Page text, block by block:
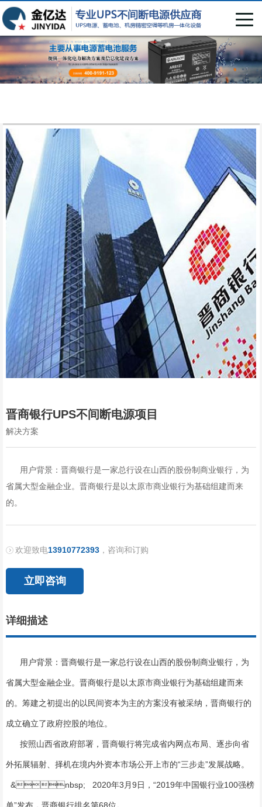
晋商银行UPS不间断电源项目
解决方案
用户背景：晋商银行是一家总行设在山西的股份制商业银行，为
省属大型金融企业。晋商银行是以太原市商业银行为基础组建而来
的。
欢迎致电13910772393 ，咨询和订购
立即咨询
详细描述
用户背景：晋商银行是一家总行设在山西的股份制商业银行，为
省属大型金融企业。晋商银行是以太原市商业银行为基础组建而来
的。筹建之初提出的以民间资本为主的方案没有被采纳，晋商银行的
成立确立了政府控股的地位。
按照山西省政府部署，晋商银行将完成省内网点布局、逐步向省
外拓展辐射、择机在境内外资本市场公开上市的“三步走”发展战略。
&nbsp; 2020年3月9日，“2019年中国银行业100强榜